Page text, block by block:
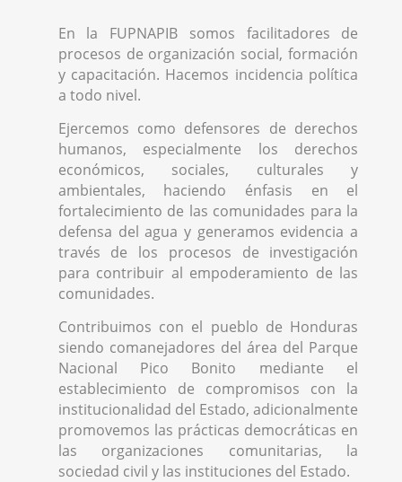
En la FUPNAPIB somos facilitadores de
procesos de organización social, formación
y capacitación. Hacemos incidencia política
a todo nivel.
Ejercemos como defensores de derechos
humanos, especialmente los derechos
económicos, sociales, culturales y
ambientales, haciendo énfasis en el
fortalecimiento de las comunidades para la
defensa del agua y generamos evidencia a
través de los procesos de investigación
para contribuir al empoderamiento de las
comunidades.
Contribuimos con el pueblo de Honduras
siendo comanejadores del área del Parque
Nacional Pico Bonito mediante el
establecimiento de compromisos con la
institucionalidad del Estado, adicionalmente
promovemos las prácticas democráticas en
las organizaciones comunitarias, la
sociedad civil y las instituciones del Estado.